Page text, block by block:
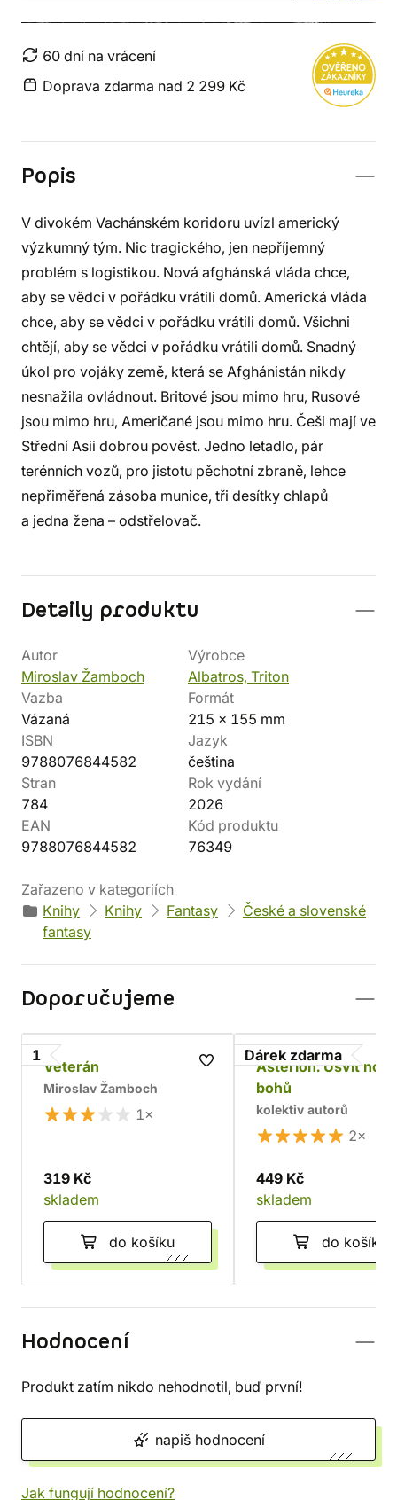
60 dní na vrácení
Doprava zdarma nad 2 299 Kč
Popis
V divokém Vachánském koridoru uvízl americký
výzkumný tým. Nic tragického, jen nepříjemný
problém s logistikou. Nová afghánská vláda chce,
aby se vědci v pořádku vrátili domů. Americká vláda
chce, aby se vědci v pořádku vrátili domů. Všichni
chtějí, aby se vědci v pořádku vrátili domů. Snadný
úkol pro vojáky země, která se Afghánistán nikdy
nesnažila ovládnout. Britové jsou mimo hru, Rusové
jsou mimo hru, Američané jsou mimo hru. Češi mají ve
Střední Asii dobrou pověst. Jedno letadlo, pár
terénních vozů, pro jistotu pěchotní zbraně, lehce
nepřiměřená zásoba munice, tři desítky chlapů
a jedna žena – odstřelovač.
Detaily produktu
Autor
Miroslav Žamboch
Výrobce
Albatros, Triton
Vazba
Vázaná
Formát
215 x 155 mm
ISBN
9788076844582
Jazyk
čeština
Stran
784
Rok vydání
2026
EAN
9788076844582
Kód produktu
76349
Zařazeno v kategoriích
Knihy
Knihy Fantasy
České a slovenské
fantasy
Doporučujeme
1
Veterán
Miroslav Žamboch
1×
319 Kč
skladem
do košíku
Dárek zdarma
Asterion: Úsvit
bohů
kolektiv autorů
2×
449 Kč
skladem
do košíku
Hodnocení
Produkt zatím nikdo nehodnotil, buď první!
napiš hodnocení
Jak fungují hodnocení?